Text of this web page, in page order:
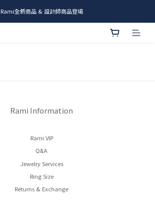
me.ie & A-Y2 新發售
Rami全新商品 & 設計師商品登場
Rami Information
Rami VIP
Q&A
Jewelry Services
Ring Size
Returns & Exchange